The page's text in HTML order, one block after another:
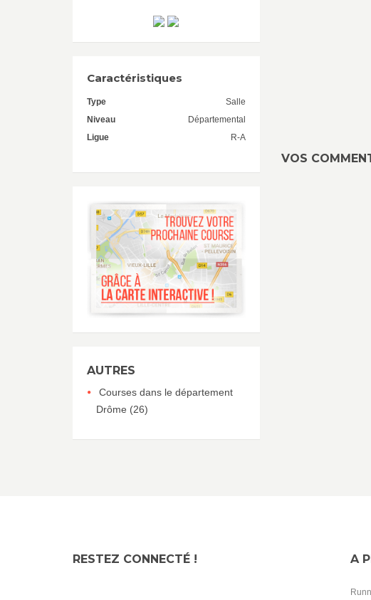
Caractéristiques
Type
Salle
Niveau
Départemental
Ligue
R-A
AUTRES
Courses dans le département
Drôme (26)
VOS
RESTEZ CONNECTÉ ! A